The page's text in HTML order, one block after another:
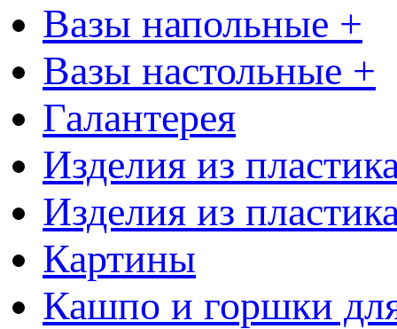
Вазы напольные +
Вазы настольные +
Галантерея
Изделия из
Изделия из
Картины
Кашпо и горшки